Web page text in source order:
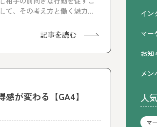
て、その考え方と働く魅力を
記事を読む
が変わる【GA4】
イン
マー
お知
メン
人
マ